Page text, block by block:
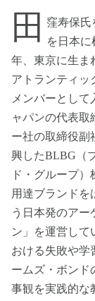
田
窪寿保氏
を日本に
年、東京に生ま
アトランティッ
メンバーとし
ャパンの代表取
ー社の取締役副
興したBLBG（
ド・グループ
用達ブランドを
う日本発のアー
ン」を運営して
おける失敗や学
ームズ・ボンド
事観を実践的な